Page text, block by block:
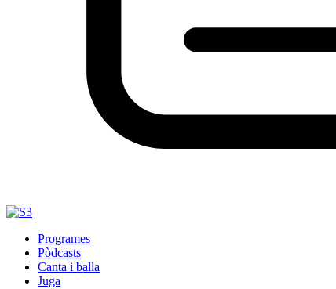
Programes
Pòdcasts
Canta i balla
Juga